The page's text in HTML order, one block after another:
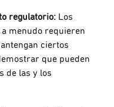
regulatorio: Los
menudo requieren
ciertos
que pueden
de las y los